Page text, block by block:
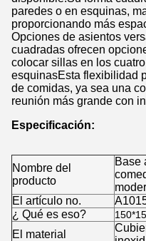
paredes o en esquinas,
proporcionando más
Opciones de asientos
cuadradas ofrecen
colocar sillas en los
esquinasEsta flexibilidad
de comidas, ya sea una
reunión más grande con
Especificación:
Nombre del
producto
Base
El artículo no.
¿ Qué es eso?
El material